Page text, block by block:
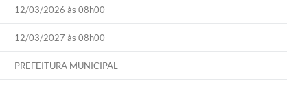
12/03/2026 às 08h00
12/03/2027 às 08h00
PREFEITURA MUNICIPAL